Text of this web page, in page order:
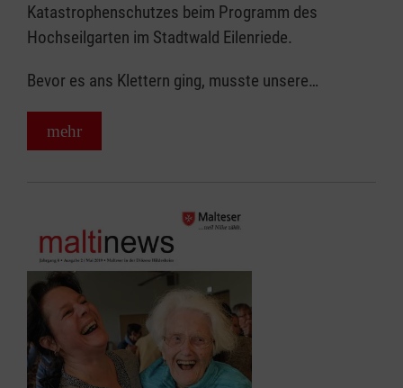
Katastrophenschutzes beim Programm des
Hochseilgarten im Stadtwald Eilenriede.
Bevor es ans Klettern ging, musste unsere…
mehr